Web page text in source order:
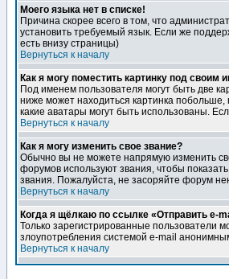
Моего языка нет в списке!
Причина скорее всего в том, что
установить требуемый язык. Если же
есть внизу страницы)
Вернуться к началу
Как я могу поместить картинку под своим
Под именем пользователя могут быть две
ниже может находиться картинка побольше,
какие аватары могут быть использованы.
Вернуться к началу
Как я могу изменить свое звание?
Обычно вы не можете напрямую изменить
форумов используют звания, чтобы
звания. Пожалуйста, не засоряйте форум
Вернуться к началу
Когда я щёлкаю по ссылке «Отправить e-
Только зарегистрированные пользователи
злоупотребления системой e-mail
Вернуться к началу